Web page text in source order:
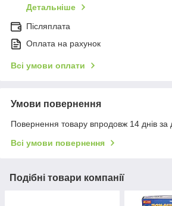
Детальніше
Післяплата
Оплата на рахунок
Всі умови оплати
Умови повернення
Повернення товару впродовж 14 днів за
Всі умови повернення
Подібні товари компанії